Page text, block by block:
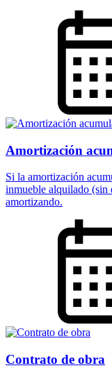
Amortización
Si la amortización
inmueble alquilado (sin
amortizando.
Contrato de obra